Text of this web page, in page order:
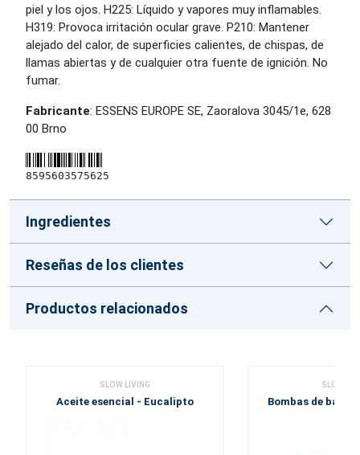
piel y los ojos. H225: Líquido y vapores muy inflamables.
H319: Provoca irritación ocular grave. P210: Mantener
alejado del calor, de superficies calientes, de chispas, de
llamas abiertas y de cualquier otra fuente de ignición. No
fumar.
Fabricante: ESSENS EUROPE SE, Zaoralova 3045/1e, 628
00 Brno
8595603575625
Ingredientes
Reseñas de los clientes
Productos relacionados
SLOW LIVING
Aceite esencial - Eucalipto
SLOW
Bombas de baño